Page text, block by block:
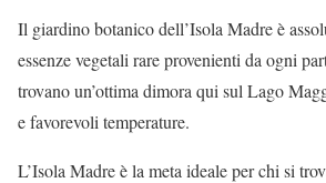
Il giardino botanico dell’Isola Madre è
essenze vegetali rare provenienti da ogni
trovano un’ottima dimora qui sul Lago
e favorevoli temperature.
L’Isola Madre è la meta ideale per chi si